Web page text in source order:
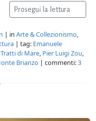
Prosegui la lettura
| in Arte & Collezionismo,
| tag: Emanuele
di Mare, Pier Luigi Zou,
Brianzo | commenti:3